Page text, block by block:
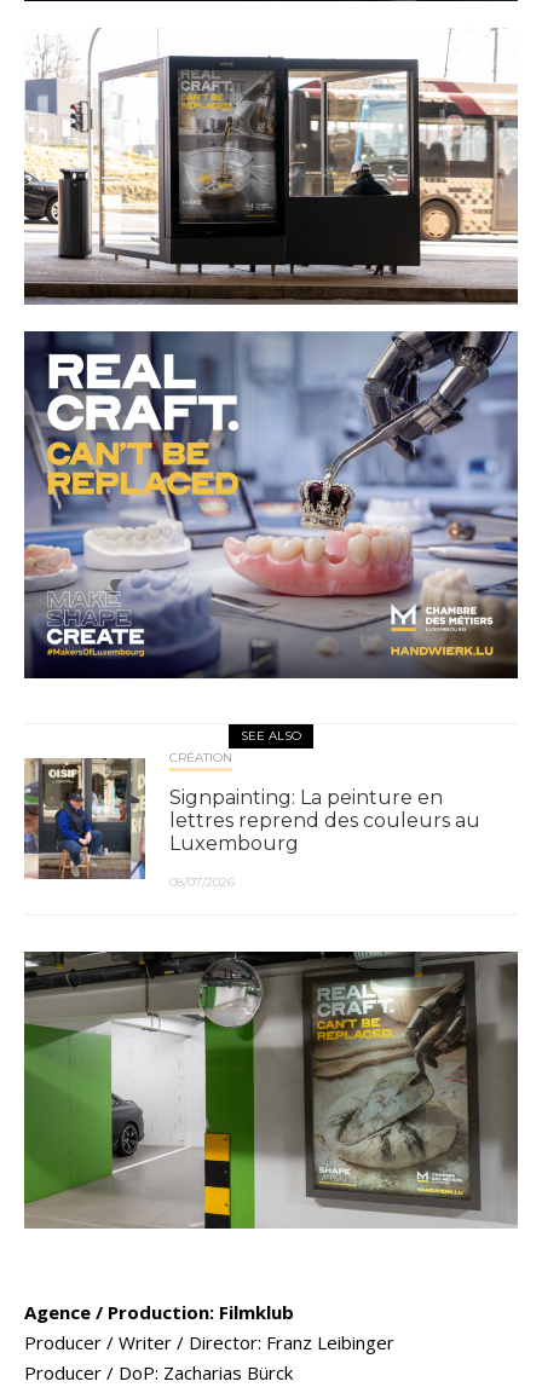
SEE ALSO
CRÉATION
Signpainting: La peinture en
lettres reprend des couleurs au
Luxembourg
08/07/2026
Agence / Production: Filmklub
Producer / Writer / Director: Franz Leibinger
Producer / DoP: Zacharias Bürck